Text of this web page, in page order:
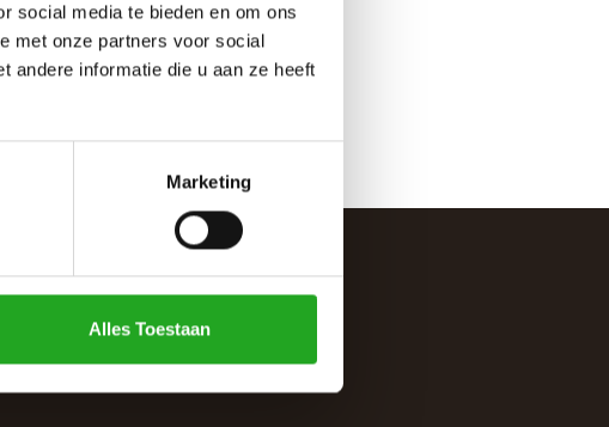
social media te bieden en om ons
met onze partners voor social
andere informatie die u aan ze heeft
Marketing
Alles Toestaan